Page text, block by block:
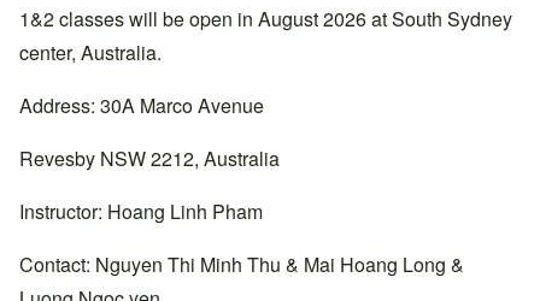
1&2 classes will be open in August 2026 at South Sydney
center, Australia.
Address: 30A Marco Avenue
Revesby NSW 2212, Australia
Instructor: Hoang Linh Pham
Contact: Nguyen Thi Minh Thu & Mai Hoang Long &